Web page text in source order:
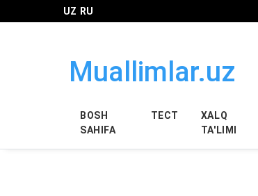
UZ RU
Muallimlar.uz
BOSH
SAHIFA
ТЕСТ
XALQ
TA'LIMI